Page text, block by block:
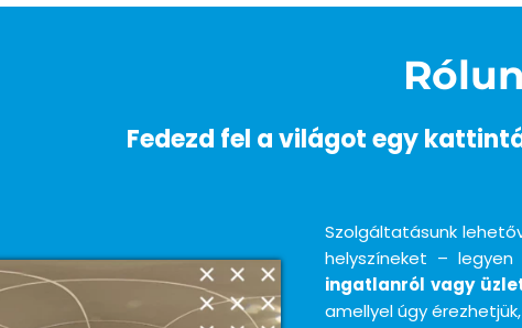
Fedezd fel a világot egy
Szolgáltatásunk
helyszíneket – legyen
ingatlanról vagy
amellyel úgy